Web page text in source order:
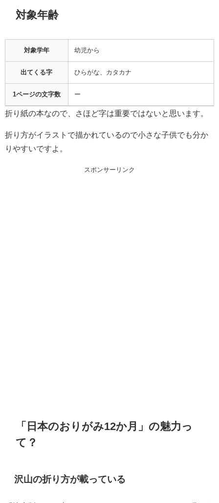
対象年齢
対象学年 幼児から
出てくる字 ひらがな、カタカナ
1ページの文字数 ー
折り紙の本なので、さほど字は重要ではないと思います。
折り方がイラストで描かれているので小さな子供でも分か
りやすいですよ。
スポンサーリンク
「日本のおりがみ12か月」の魅力っ
て？
沢山の折り方が載っている